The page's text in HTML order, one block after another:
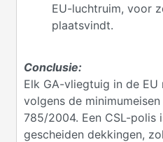
EU-luchtruim, voor
plaatsvindt.
Conclusie:
Elk GA-vliegtuig in de
volgens de
785/2004. Een CSL-polis
gescheiden dekkingen,